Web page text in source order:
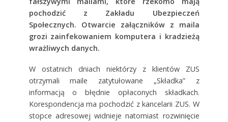
pochodzić z Zakładu Ubezpieczeń
Społecznych. Otwarcie załączników z maila
grozi zainfekowaniem komputera i kradzieżą
wrażliwych danych.
W ostatnich dniach niektórzy z klientów ZUS
otrzymali maile zatytułowane „Składka” z
informacją o błędnie opłaconych składkach.
Korespondencja ma pochodzić z kancelarii ZUS. W
stopce adresowej widnieje natomiast rozwinięcie